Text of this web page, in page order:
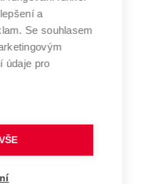
technické
Brně
a
Se souhlasem
údaje pro